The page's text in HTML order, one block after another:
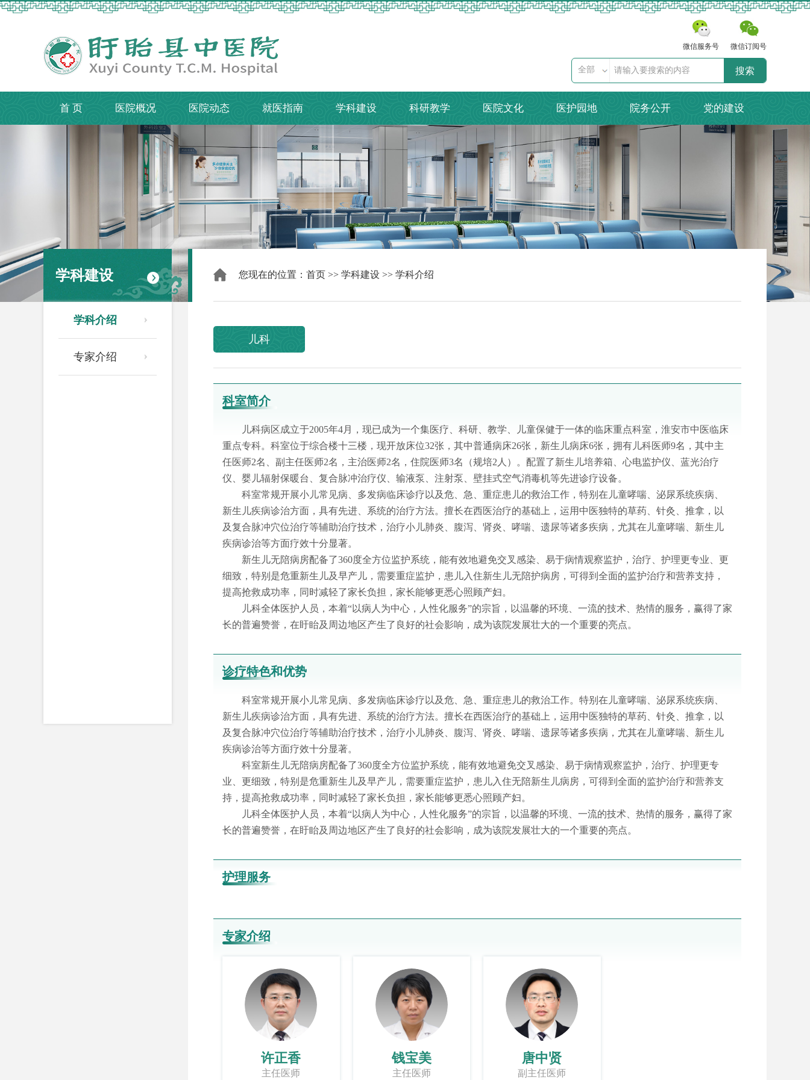
微信服务号 微信订阅号
全部 搜索
首 页 医院概况 医院动态 就医指南 学科建设 科研教学 医院文化 医护园地 院务公开 党的建设
学科建设
学科介绍
专家介绍
您现在的位置： 首页 >> 学科建设 >> 学科介绍
儿科
科室简介
儿科病区成立于2005年4月，现已成为一个集医疗、科研、教学、儿童保健于一体的临床重点科室，淮安市中医临床
重点专科。科室位于综合楼十三楼，现开放床位32张，其中普通病床26张，新生儿病床6张，拥有儿科医师9名，其中主
任医师2名、副主任医师2名，主治医师2名，住院医师3名（规培2人）。配置了新生儿培养箱、心电监护仪、蓝光治疗
仪、婴儿辐射保暖台、复合脉冲治疗仪、输液泵、注射泵、壁挂式空气消毒机等先进诊疗设备。
科室常规开展小儿常见病、多发病临床诊疗以及危、急、重症患儿的救治工作，特别在儿童哮喘、泌尿系统疾病、
新生儿疾病诊治方面，具有先进、系统的治疗方法。擅长在西医治疗的基础上，运用中医独特的草药、针灸、推拿，以
及复合脉冲穴位治疗等辅助治疗技术，治疗小儿肺炎、腹泻、肾炎、哮喘、遗尿等诸多疾病，尤其在儿童哮喘、新生儿
疾病诊治等方面疗效十分显著。
新生儿无陪病房配备了360度全方位监护系统，能有效地避免交叉感染、易于病情观察监护，治疗、护理更专业、更
细致，特别是危重新生儿及早产儿，需要重症监护，患儿入住新生儿无陪护病房，可得到全面的监护治疗和营养支持，
提高抢救成功率，同时减轻了家长负担，家长能够更悉心照顾产妇。
儿科全体医护人员，本着“以病人为中心，人性化服务”的宗旨，以温馨的环境、一流的技术、热情的服务，赢得了家
长的普遍赞誉，在盱眙及周边地区产生了良好的社会影响，成为该院发展壮大的一个重要的亮点。
诊疗特色和优势
科室常规开展小儿常见病、多发病临床诊疗以及危、急、重症患儿的救治工作。特别在儿童哮喘、泌尿系统疾病、
新生儿疾病诊治方面，具有先进、系统的治疗方法。擅长在西医治疗的基础上，运用中医独特的草药、针灸、推拿，以
及复合脉冲穴位治疗等辅助治疗技术，治疗小儿肺炎、腹泻、肾炎、哮喘、遗尿等诸多疾病，尤其在儿童哮喘、新生儿
疾病诊治等方面疗效十分显著。
科室新生儿无陪病房配备了360度全方位监护系统，能有效地避免交叉感染、易于病情观察监护，治疗、护理更专
业、更细致，特别是危重新生儿及早产儿，需要重症监护，患儿入住无陪新生儿病房，可得到全面的监护治疗和营养支
持，提高抢救成功率，同时减轻了家长负担，家长能够更悉心照顾产妇。
儿科全体医护人员，本着“以病人为中心，人性化服务”的宗旨，以温馨的环境、一流的技术、热情的服务，赢得了家
长的普遍赞誉，在盱眙及周边地区产生了良好的社会影响，成为该院发展壮大的一个重要的亮点。
护理服务
专家介绍
许正香
主任医师
钱宝美
主任医师
唐中贤
副主任医师